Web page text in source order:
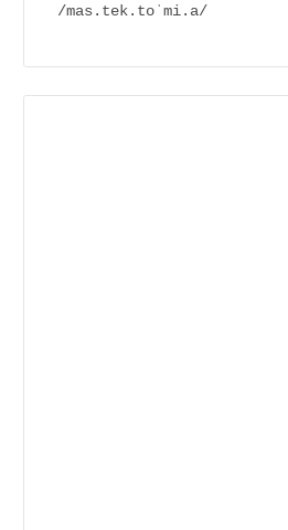
/mas.tek.toˈmi.a/